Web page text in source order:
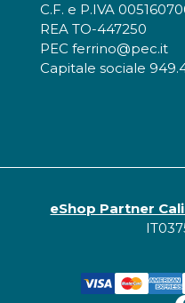
C.F. e P.IVA
REA TO-447250
PEC ferrino@pec.it
Capitale sociale
eShop Partner